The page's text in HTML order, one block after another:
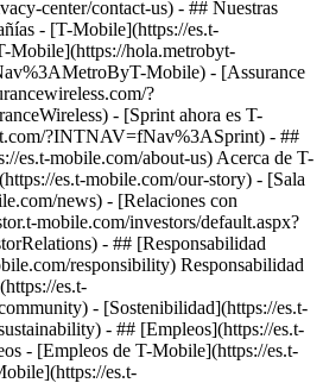
center/contact-us) - ## Nuestras
- [T-Mobile](https://es.t-
Mobile](https://hola.metrobyt-
Mobile) - [Assurance
?
- [Sprint ahora es T-
?INTNAV=fNav%3ASprint) - ##
es.t-mobile.com/about-us) Acerca de T-
es.t-mobile.com/our-story) - [Sala
news) - [Relaciones con
mobile.com/investors/default.aspx?
- ## [Responsabilidad
responsibility) Responsabilidad
es.t-
- [Sostenibilidad](https://es.t-
- ## [Empleos](https://es.t-
- [Empleos de T-Mobile](https://es.t-
es.t-